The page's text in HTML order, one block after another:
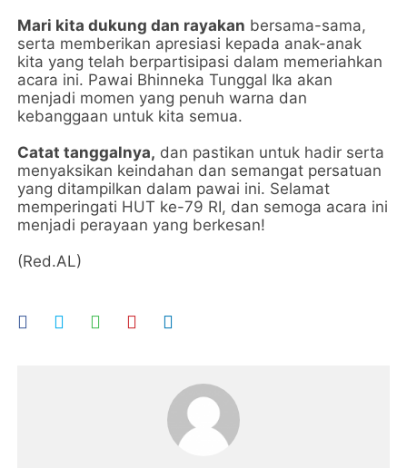
Mari kita dukung dan rayakan bersama-sama,
serta memberikan apresiasi kepada anak-anak
kita yang telah berpartisipasi dalam memeriahkan
acara ini. Pawai Bhinneka Tunggal Ika akan
menjadi momen yang penuh warna dan
kebanggaan untuk kita semua.
Catat tanggalnya, dan pastikan untuk hadir serta
menyaksikan keindahan dan semangat persatuan
yang ditampilkan dalam pawai ini. Selamat
memperingati HUT ke-79 RI, dan semoga acara ini
menjadi perayaan yang berkesan!
(Red.AL)